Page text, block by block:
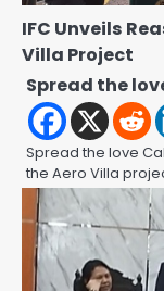
IFC Unveils
Villa Project
Spread the
Spread the love
the Aero Villa